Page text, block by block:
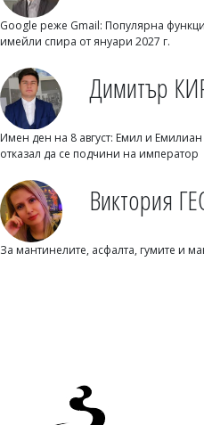
Лияна
Google реже Gmail: Популярна
имейли спира от януари 2027 г.
Димитър
Имен ден на 8 август: Емил и Емилиан
отказал да се подчини на император
Виктория
За мантинелите, асфалта, гумите и